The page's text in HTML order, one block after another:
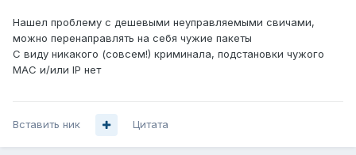
Нашел проблему с дешевыми неуправляемыми свичами,
можно перенаправлять на себя чужие пакеты
С виду никакого (совсем!) криминала, подстановки чужого
MAC и/или IP нет
Вставить ник Цитата